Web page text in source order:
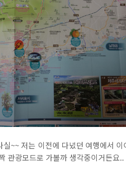
~~ 저는 이전에 다녔던 여행에서
관광모드로 가볼까 생각중이거든요